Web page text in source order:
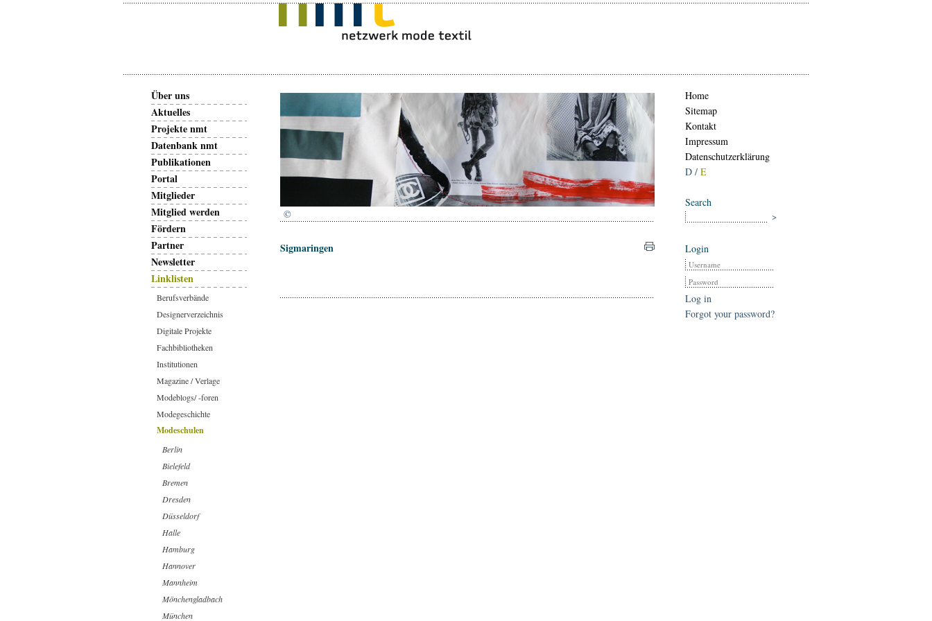
©
Sigmaringen
Über uns
Aktuelles
Projekte nmt
Datenbank nmt
Publikationen
Portal
Mitglieder
Mitglied werden
Fördern
Partner
Newsletter
Linklisten
Berufsverbände
Designerverzeichnis
Digitale Projekte
Fachbibliotheken
Institutionen
Magazine / Verlage
Modeblogs/ -foren
Modegeschichte
Modeschulen
Berlin
Bielefeld
Bremen
Dresden
Düsseldorf
Halle
Hamburg
Hannover
Mannheim
Mönchengladbach
München
Home
Sitemap
Kontakt
Impressum
Datenschutzerklärung
D / E
Search
Login
Log in
Forgot your password?